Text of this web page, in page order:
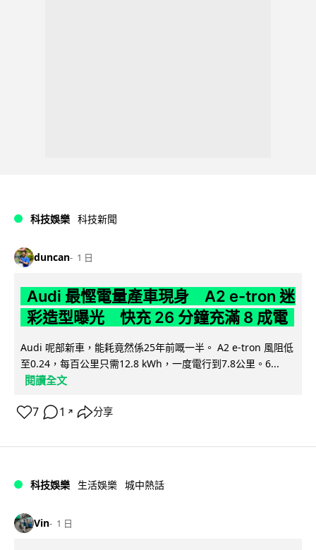
科技娛樂 科技新聞
duncan 1 日
Audi 最慳電量產車現身 A2 e-tron 迷
彩造型曝光 快充 26 分鐘充滿 8 成電
Audi 呢部新車，能耗竟然係25年前嘅一半。 A2 e-tron 風阻低
至0.24，每百公里只需12.8 kWh，一度電行到7.8公里。6...
閱讀全文
7 1 ↗ 分享
科技娛樂 生活娛樂 城中熱話
Vin 1 日